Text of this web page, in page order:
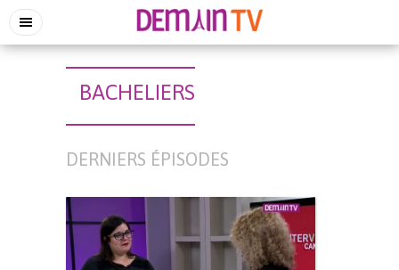
BACHELIERS
DERNIERS ÉPISODES